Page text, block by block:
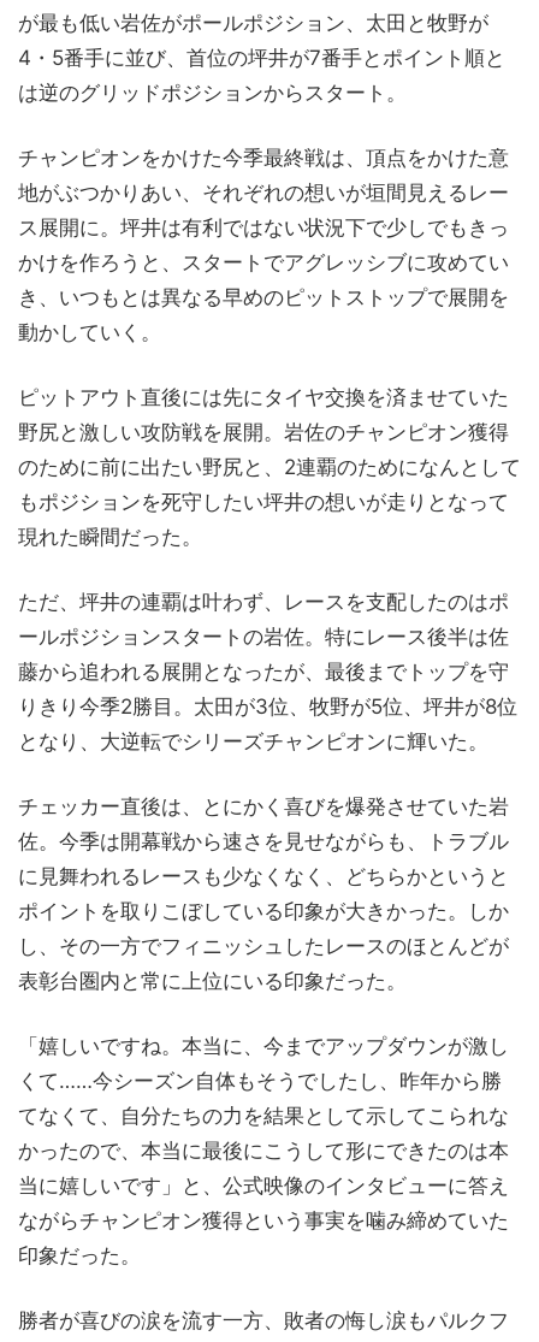
が最も低い岩佐がポールポジション、太田と牧野が
4・5番手に並び、首位の坪井が7番手とポイント順と
は逆のグリッドポジションからスタート。
チャンピオンをかけた今季最終戦は、頂点をかけた意
地がぶつかりあい、それぞれの想いが垣間見えるレー
ス展開に。坪井は有利ではない状況下で少しでもきっ
かけを作ろうと、スタートでアグレッシブに攻めてい
き、いつもとは異なる早めのピットストップで展開を
動かしていく。
ピットアウト直後には先にタイヤ交換を済ませていた
野尻と激しい攻防戦を展開。岩佐のチャンピオン獲得
のために前に出たい野尻と、2連覇のためになんとして
もポジションを死守したい坪井の想いが走りとなって
現れた瞬間だった。
ただ、坪井の連覇は叶わず、レースを支配したのはポ
ールポジションスタートの岩佐。特にレース後半は佐
藤から追われる展開となったが、最後までトップを守
りきり今季2勝目。太田が3位、牧野が5位、坪井が8位
となり、大逆転でシリーズチャンピオンに輝いた。
チェッカー直後は、とにかく喜びを爆発させていた岩
佐。今季は開幕戦から速さを見せながらも、トラブル
に見舞われるレースも少なくなく、どちらかというと
ポイントを取りこぼしている印象が大きかった。しか
し、その一方でフィニッシュしたレースのほとんどが
表彰台圏内と常に上位にいる印象だった。
「嬉しいですね。本当に、今までアップダウンが激し
くて……今シーズン自体もそうでしたし、昨年から勝
てなくて、自分たちの力を結果として示してこられな
かったので、本当に最後にこうして形にできたのは本
当に嬉しいです」と、公式映像のインタビューに答え
ながらチャンピオン獲得という事実を噛み締めていた
印象だった。
勝者が喜びの涙を流す一方、敗者の悔し涙もパルクフ